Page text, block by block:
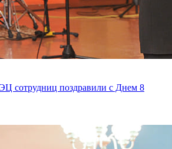
сотрудниц поздравили с Днем 8